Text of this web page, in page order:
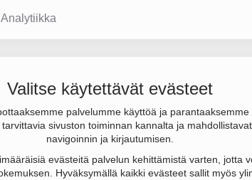
Analytiikka
Valitse käytettävät evästeet
palvelumme käyttöä ja parantaaksemme
sivuston toiminnan kannalta ja
navigoinnin ja kirjautumisen.
evästeitä palvelun kehittämistä varten, jotta
Hyväksymällä kaikki evästeet sallit myös
14. Sen päätoimiala on Muu
Yrityksen yhtiömuoto Osakeyhtiö (OY).